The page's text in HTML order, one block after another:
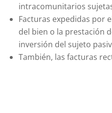
intracomunitarios
Facturas expedidas por
del bien o la prestación
inversión del sujeto
También, las facturas